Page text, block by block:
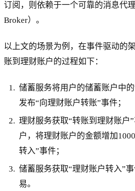
订阅，则依赖于一个可靠的消息代
Broker）。
以上文的场景为例，在事件驱动的
账到理财账户的过程如下：
储蓄服务将用户的储蓄账户中
发布“向理财账户转账”事件；
理财服务获取“转账到理财账户
户，将理财账户的金额增加
转入”事件；
储蓄服务获取“理财账户转入”
易。